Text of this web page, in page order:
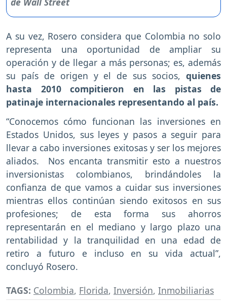
A su vez, Rosero considera que Colombia no solo
representa una oportunidad de ampliar su
operación y de llegar a más personas; es, además
su país de origen y el de sus socios, quienes
hasta 2010 compitieron en las pistas de
patinaje internacionales representando al país.
“Conocemos cómo funcionan las inversiones en
Estados Unidos, sus leyes y pasos a seguir para
llevar a cabo inversiones exitosas y ser los mejores
aliados. Nos encanta transmitir esto a nuestros
inversionistas colombianos, brindándoles la
confianza de que vamos a cuidar sus inversiones
mientras ellos continúan siendo exitosos en sus
profesiones; de esta forma sus ahorros
representarán en el mediano y largo plazo una
rentabilidad y la tranquilidad en una edad de
retiro a futuro e incluso en su vida actual”,
concluyó Rosero.
TAGS: Colombia, Florida, Inversión, Inmobiliarias